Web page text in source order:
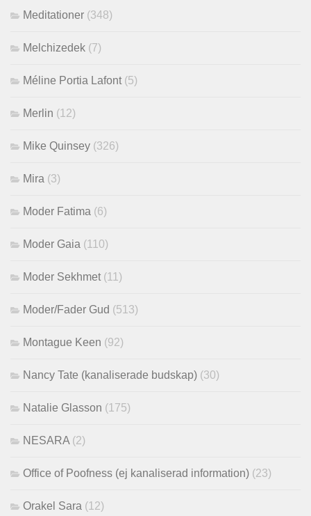
Meditationer (348)
Melchizedek (7)
Méline Portia Lafont (5)
Merlin (12)
Mike Quinsey (326)
Mira (3)
Moder Fatima (6)
Moder Gaia (110)
Moder Sekhmet (11)
Moder/Fader Gud (513)
Montague Keen (92)
Nancy Tate (kanaliserade budskap) (30)
Natalie Glasson (175)
NESARA (2)
Office of Poofness (ej kanaliserad information) (23)
Orakel Sara (12)